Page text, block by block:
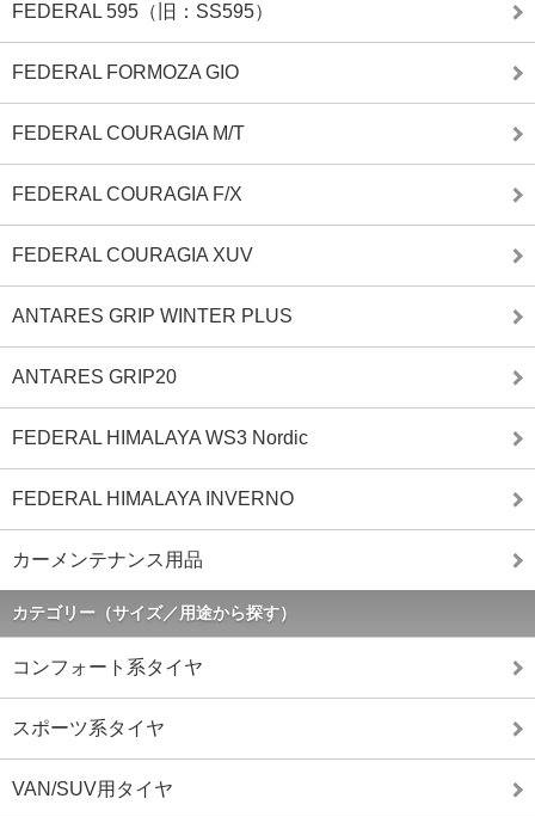
FEDERAL 595（旧：SS595）
FEDERAL FORMOZA GIO
FEDERAL COURAGIA M/T
FEDERAL COURAGIA F/X
FEDERAL COURAGIA XUV
ANTARES GRIP WINTER PLUS
ANTARES GRIP20
FEDERAL HIMALAYA WS3 Nordic
FEDERAL HIMALAYA INVERNO
カーメンテナンス用品
カテゴリー（サイズ／用途から探す）
コンフォート系タイヤ
スポーツ系タイヤ
VAN/SUV用タイヤ